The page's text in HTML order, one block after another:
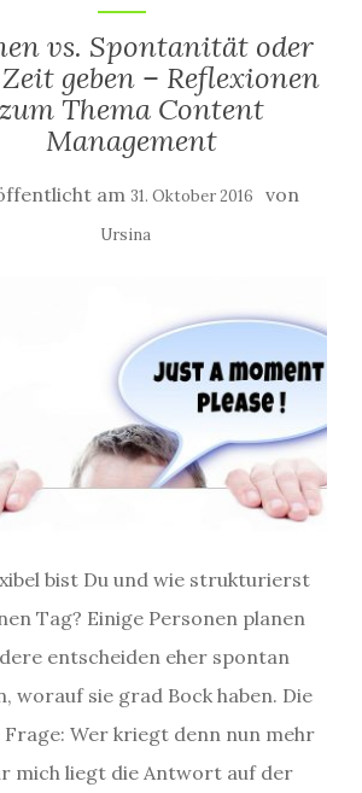
vs. Spontanität oder
geben – Reflexionen
zum Thema Content
Management
am 31. Oktober 2016 von
Ursina
bist Du und wie strukturierst
Tag? Einige Personen planen
entscheiden eher spontan
worauf sie grad Bock haben. Die
Frage: Wer kriegt denn nun mehr
mich liegt die Antwort auf der